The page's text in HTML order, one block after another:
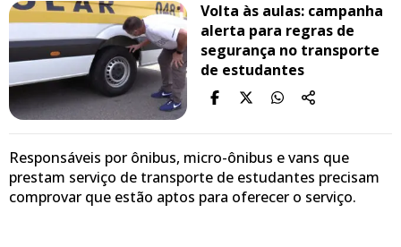
Volta às aulas: campanha
alerta para regras de
segurança no transporte
de estudantes
Responsáveis por ônibus, micro-ônibus e vans que
prestam serviço de transporte de estudantes precisam
comprovar que estão aptos para oferecer o serviço.